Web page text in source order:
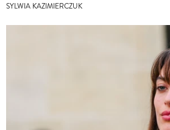
SYLWIA KAZIMIERCZUK